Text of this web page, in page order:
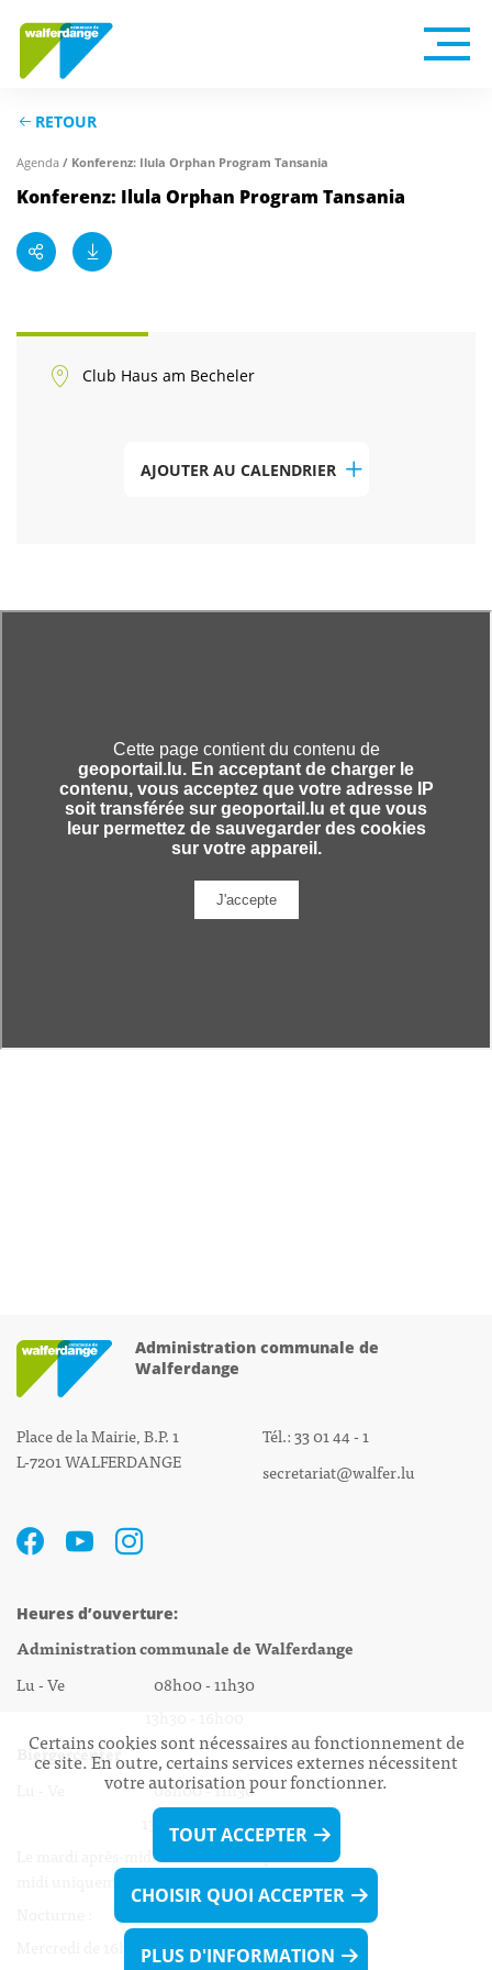
RETOUR
Agenda / Konferenz: Ilula Orphan Program Tansania
Konferenz: Ilula Orphan Program Tansania
Club Haus am Becheler
AJOUTER AU CALENDRIER
Administration communale de
Walferdange
Place de la Mairie, B.P. 1
L-7201 WALFERDANGE
Tél.: 33 01 44 - 1
secretariat@walfer.lu
Heures d’ouverture:
Administration communale de Walferdange
Lu - Ve 08h00 - 11h30
Biergercenter
Lu - Ve 08h00 - 11h30
13h30 - 16h00
Le mardi après-midi et le vendredi après-
midi uniquement sur Rdv.
Mercredi de 16h00 - 18h45 uniquement sur Rdv
Certains cookies sont nécessaires au fonctionnement de
ce site. En outre, certains services externes nécessitent
votre autorisation pour fonctionner.
TOUT ACCEPTER
CHOISIR QUOI ACCEPTER
PLUS D'INFORMATION